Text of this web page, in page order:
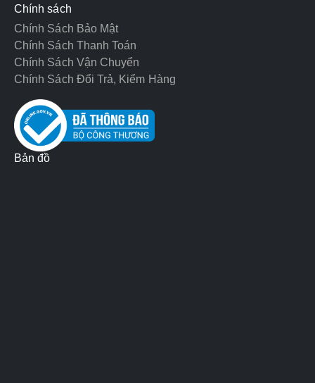
Chính sách
Chính Sách Bảo Mật
Chính Sách Thanh Toán
Chính Sách Vận Chuyển
Chính Sách Đổi Trả, Kiểm Hàng
Bản đồ